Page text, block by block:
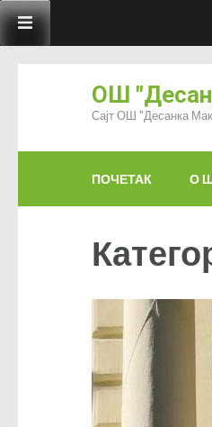
ОШ
Сајт ОШ "Десанка
ПОЧЕТАК О